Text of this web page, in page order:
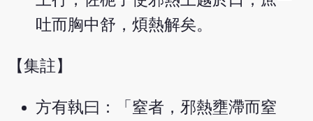
吐而胸中舒，煩熱解矣。
【集註】
方有執曰：「窒者，邪熱壅滯而窒